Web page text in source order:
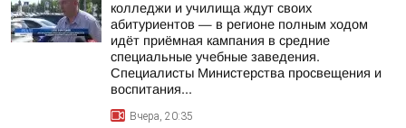
колледжи и училища ждут своих
абитуриентов — в регионе полным ходом
идёт приёмная кампания в средние
специальные учебные заведения.
Специалисты Министерства просвещения и
воспитания...
Вчера, 20:35